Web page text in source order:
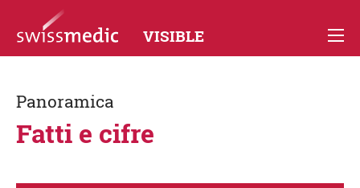
VISIBLE
Panoramica
Fatti e cifre